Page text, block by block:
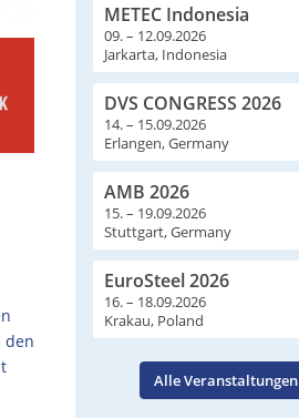
den
METEC Indonesia
09. – 12.09.2026
Jarkarta, Indonesia
DVS CONGRESS 2026
14. – 15.09.2026
Erlangen, Germany
AMB 2026
15. – 19.09.2026
Stuttgart, Germany
EuroSteel 2026
16. – 18.09.2026
Krakau, Poland
Alle Veranstaltungen